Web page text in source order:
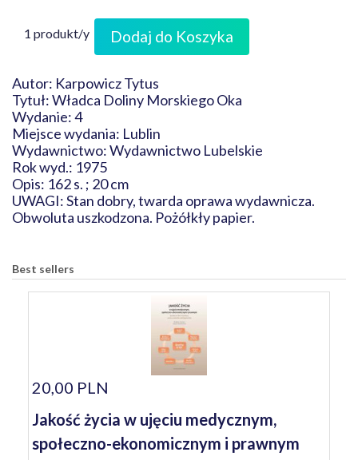
1 produkt/y Dodaj do Koszyka
Autor: Karpowicz Tytus
Tytuł: Władca Doliny Morskiego Oka
Wydanie: 4
Miejsce wydania: Lublin
Wydawnictwo: Wydawnictwo Lubelskie
Rok wyd.: 1975
Opis: 162 s. ; 20 cm
UWAGI: Stan dobry, twarda oprawa wydawnicza.
Obwoluta uszkodzona. Pożółkły papier.
Best sellers
20,00 PLN
Jakość życia w ujęciu medycznym,
społeczno-ekonomicznym i prawnym